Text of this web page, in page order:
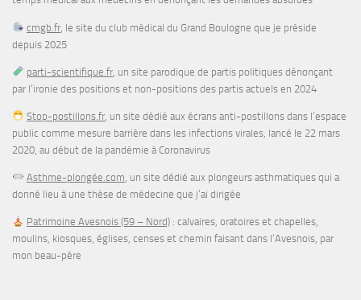
cmgb.fr , le site du club médical du Grand Boulogne que je préside
depuis 2025
parti-scientifique.fr , un site parodique de partis politiques dénonçant
par l’ironie des positions et non-positions des partis actuels en 2024
Stop-postillons.fr , un site dédié aux écrans anti-postillons dans l’espace
public comme mesure barrière dans les infections virales, lancé le 22 mars
2020, au début de la pandémie à Coronavirus
Asthme-plongée.com, un site dédié aux plongeurs asthmatiques qui a
donné lieu à une thèse de médecine que j’ai dirigée
Patrimoine Avesnois (59 – Nord) : calvaires, oratoires et chapelles,
moulins, kiosques, églises, censes et chemin faisant dans l’Avesnois, par
mon beau-père